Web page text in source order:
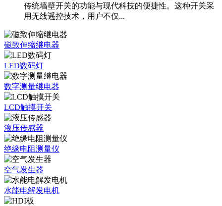
传统墙壁开关的功能与现代科技的便捷性。这种开关采
用无线遥控技术，用户不仅...
磁致伸缩继电器
LED数码灯
数字测量继电器
LCD触摸开关
液压传感器
绝缘电阻测量仪
空气发生器
水能电解发电机